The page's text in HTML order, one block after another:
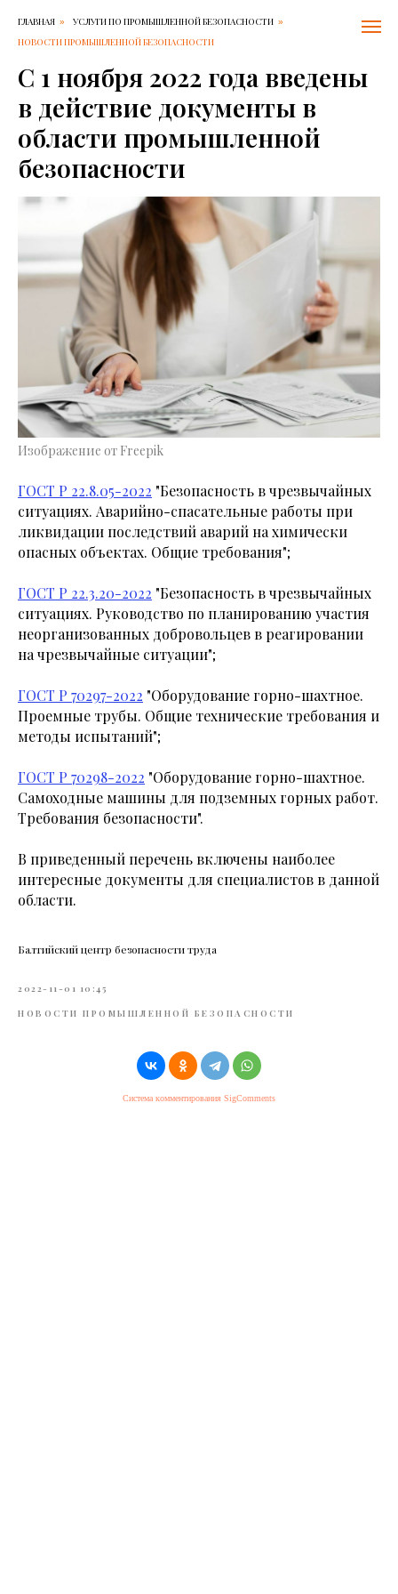
ГЛАВНАЯ » УСЛУГИ ПО ПРОМЫШЛЕННОЙ БЕЗОПАСНОСТИ »
НОВОСТИ ПРОМЫШЛЕННОЙ БЕЗОПАСНОСТИ
С 1 ноября 2022 года введены
в действие документы в
области промышленной
безопасности
Изображение от Freepik
ГОСТ Р 22.8.05-2022 "Безопасность в чрезвычайных
ситуациях. Аварийно-спасательные работы при
ликвидации последствий аварий на химически
опасных объектах. Общие требования";
ГОСТ Р 22.3.20-2022 "Безопасность в чрезвычайных
ситуациях. Руководство по планированию участия
неорганизованных добровольцев в реагировании
на чрезвычайные ситуации";
ГОСТ Р 70297-2022 "Оборудование горно-шахтное.
Проемные трубы. Общие технические требования и
методы испытаний";
ГОСТ Р 70298-2022 "Оборудование горно-шахтное.
Самоходные машины для подземных горных работ.
Требования безопасности".
В приведенный перечень включены наиболее
интересные документы для специалистов в данной
области.
Балтийский центр безопасности труда
2022-11-01 10:45
НОВОСТИ ПРОМЫШЛЕННОЙ БЕЗОПАСНОСТИ
Система комментирования SigComments